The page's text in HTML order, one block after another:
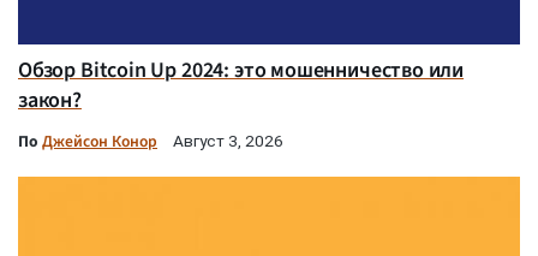
Обзор Bitcoin Up 2024: это мошенничество или
закон?
По Джейсон Конор Август 3, 2026